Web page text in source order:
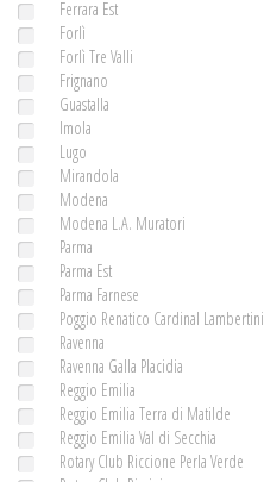
Ferrara Est
Forlì
Forlì Tre Valli
Frignano
Guastalla
Imola
Lugo
Mirandola
Modena
Modena L.A. Muratori
Parma
Parma Est
Parma Farnese
Poggio Renatico Cardinal Lambertini
Ravenna
Ravenna Galla Placidia
Reggio Emilia
Reggio Emilia Terra di Matilde
Reggio Emilia Val di Secchia
Rotary Club Riccione Perla Verde